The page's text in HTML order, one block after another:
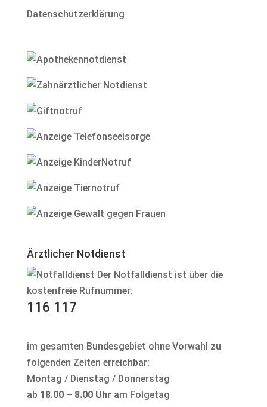
Datenschutzerklärung
Ärztlicher Notdienst
Der Notfalldienst ist über die
kostenfreie Rufnummer:
116 117
im gesamten Bundesgebiet ohne Vorwahl zu
folgenden Zeiten erreichbar:
Montag / Dienstag / Donnerstag
ab 18.00 – 8.00 Uhr am Folgetag